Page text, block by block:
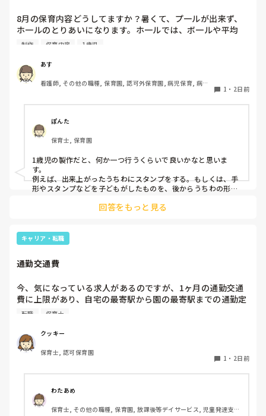
8月の保育内容どうしてますか？暑くて、プ一ルが出来ず、
ホ一ルのとりあいになります。ホ一ルでは、ボ一ルや平均
台、風船で遊んでいます。製作で、うちわや望遠鏡や風鈴🎐
クラスです、玩具で遊ばせながら、何人かずつよんで、やっ
ています。何か、いいアイデアや、工夫など、何でもいいの
で、教えて下さい。
制作 保育内容 1歳児
あす
看護師, その他の職種, 保育園, 認可外保育園, 病児保育, 病院
1 ・ 2日前
ぽんた
保育士, 保育園
1歳児の製作だと、何か一つ行うくらいで良いかなと思いま
す。
例えば、出来上がったうちわにスタンプをする。もしくは、手
形やスタンプなどを子どもがしたものを、後からうちわの形に
雨遊び、氷遊び、など間食遊びをたくさん行っています。
す！いつもと違うおもちゃ、室内に興味津々です！
回答をもっと見る
キャリア・転職
通勤交通費
今、気になっている求人があるのですが、1ヶ月の通勤交通
費に上限があり、自宅の最寄駅から園の最寄駅までの通勤定
期代が5,000円ほどオーバーします
私としてはなかなか大きい金額なので、この時点で応募を迷
っているのですが、皆さんならどうしますか？
転職 保育士
クッキー
保育士, 認可保育園
1 ・ 2日前
わたあめ
保育士, その他の職種, 保育園, 放課後等デイサービス, 児童発達支援